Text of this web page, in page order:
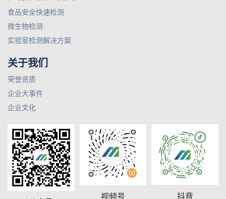
食品安全快速检测
微生物检测
实验室检测解决方案
关于我们
荣誉资质
企业大事件
企业文化
视频号 抖音